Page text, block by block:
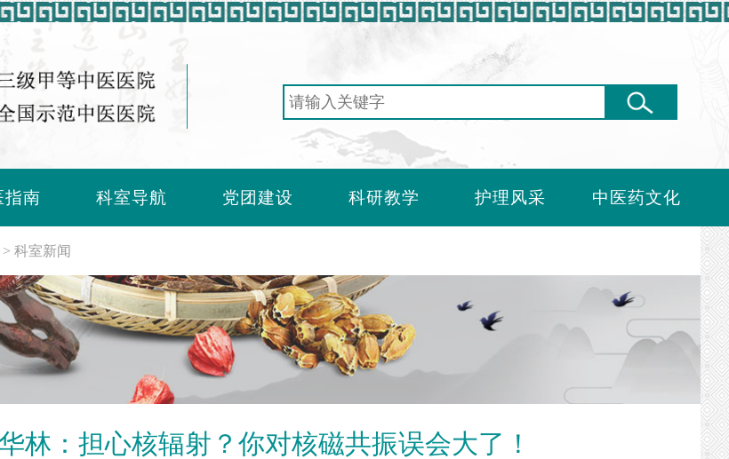
指南 科室导航 党团建设 科研教学 护理风采 中医药文化
科室新闻
林：担心核辐射？你对核磁共振误会大了！